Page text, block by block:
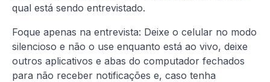
qual está sendo entrevistado.
Foque apenas na entrevista: Deixe o celular no modo
silencioso e não o use enquanto está ao vivo, deixe
outros aplicativos e abas do computador fechados
para não receber notificações e, caso tenha